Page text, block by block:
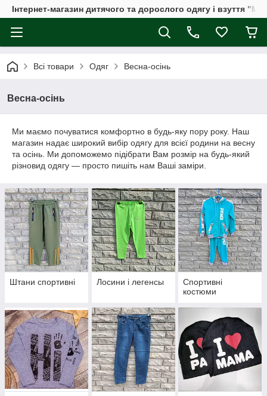
Інтернет-магазин дитячого та дорослого одягу і взуття
Всі товари Одяг Весна-осінь
Весна-осінь
Ми маємо почуватися комфортно в будь-яку пору року. Наш
магазин надає широкий вибір одягу для всієї родини на весну
та осінь. Ми допоможемо підібрати Вам розмір на будь-який
різновид одягу — просто пишіть нам Ваші заміри.
Штани спортивні Лосини і легенсы
Спортивні
костюми